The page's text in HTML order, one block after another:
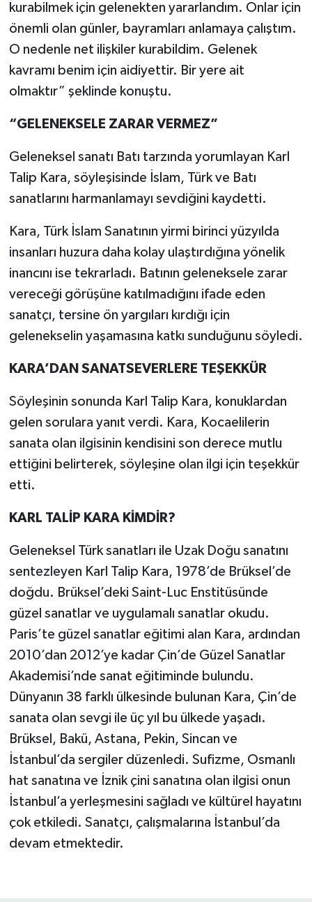
kurabilmek için gelenekten yararlandım. Onlar için
önemli olan günler, bayramları anlamaya çalıştım.
O nedenle net ilişkiler kurabildim. Gelenek
kavramı benim için aidiyettir. Bir yere ait
olmaktır” şeklinde konuştu.
“GELENEKSELE ZARAR VERMEZ”
Geleneksel sanatı Batı tarzında yorumlayan Karl
Talip Kara, söyleşisinde İslam, Türk ve Batı
sanatlarını harmanlamayı sevdiğini kaydetti.
Kara, Türk İslam Sanatının yirmi birinci yüzyılda
insanları huzura daha kolay ulaştırdığına yönelik
inancını ise tekrarladı. Batının geleneksele zarar
vereceği görüşüne katılmadığını ifade eden
sanatçı, tersine ön yargıları kırdığı için
gelenekselin yaşamasına katkı sunduğunu söyledi.
KARA’DAN SANATSEVERLERE TEŞEKKÜR
Söyleşinin sonunda Karl Talip Kara, konuklardan
gelen sorulara yanıt verdi. Kara, Kocaelilerin
sanata olan ilgisinin kendisini son derece mutlu
ettiğini belirterek, söyleşine olan ilgi için teşekkür
etti.
KARL TALİP KARA KİMDİR?
Geleneksel Türk sanatları ile Uzak Doğu sanatını
sentezleyen Karl Talip Kara, 1978’de Brüksel’de
doğdu. Brüksel’deki Saint-Luc Enstitüsünde
güzel sanatlar ve uygulamalı sanatlar okudu.
Paris’te güzel sanatlar eğitimi alan Kara, ardından
2010’dan 2012’ye kadar Çin’de Güzel Sanatlar
Akademisi’nde sanat eğitiminde bulundu.
Dünyanın 38 farklı ülkesinde bulunan Kara, Çin’de
sanata olan sevgi ile üç yıl bu ülkede yaşadı.
Brüksel, Bakü, Astana, Pekin, Sincan ve
İstanbul’da sergiler düzenledi. Sufizme, Osmanlı
hat sanatına ve İznik çini sanatına olan ilgisi onun
İstanbul’a yerleşmesini sağladı ve kültürel hayatını
çok etkiledi. Sanatçı, çalışmalarına İstanbul’da
devam etmektedir.